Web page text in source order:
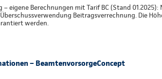
eigene Berechnungen mit Tarif BC (Stand 01.2025):
Beitragsverrechnung. Die
werden.
– BeamtenvorsorgeConcept